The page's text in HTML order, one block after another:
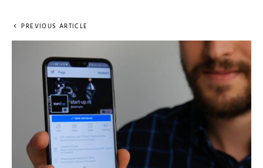
PREVIOUS ARTICLE